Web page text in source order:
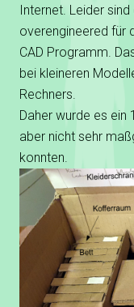
Internet. Leider
overengineered für
CAD Programm.
bei kleineren
Rechners.
Daher wurde es
aber nicht sehr
konnten.